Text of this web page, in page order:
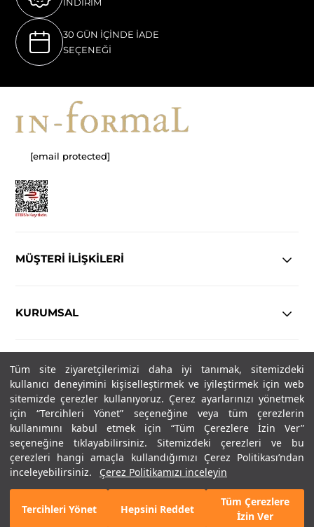
Tüm site ziyaretçilerimizi daha iyi tanımak, sitemizdeki
kullanıcı deneyimini kişiselleştirmek ve iyileştirmek için web
sitemizde çerezler kullanıyoruz. Çerez ayarlarınızı yönetmek
için “Tercihleri Yönet” seçeneğine veya tüm çerezlerin
kullanımını kabul etmek için “Tüm Çerezlere İzin Ver”
seçeneğine tıklayabilirsiniz. Sitemizdeki çerezleri ve bu
çerezleri hangi amaçla kullandığımızı Çerez Politikası’ndan
inceleyebilirsiniz.
Çerez Politikamızı inceleyin
Tercihleri Yönet Hepsini Reddet
Tüm Çerezlere
İzin Ver
İNDİRİM
30 GÜN İÇİNDE İADE
SEÇENEĞİ
[email protected]
MÜŞTERİ İLİŞKİLERİ
KURUMSAL
YASAL
Copyright© 2025 IN-FORMAL Tüm hakları saklıdır.
SOSYAL MEDYA